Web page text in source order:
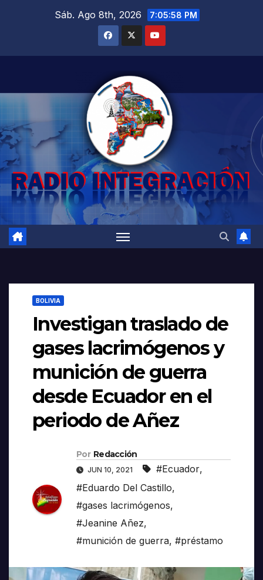
Sáb. Ago 8th, 2026 7:05:59 PM
BOLIVIA
Investigan traslado de
gases lacrimógenos y
munición de guerra
desde Ecuador en el
periodo de Añez
Por Redacción
JUN 10, 2021 #Ecuador,
#Eduardo Del Castillo,
#gases lacrimógenos,
#Jeanine Añez,
#munición de guerra, #préstamo